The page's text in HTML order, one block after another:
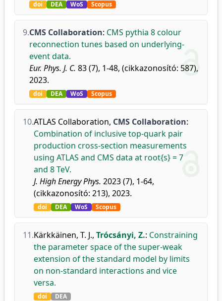
doi DEA WoS Scopus
9.CMS Collaboration: CMS pythia 8 colour
reconnection tunes based on underlying-
event data.
Eur. Phys. J. C. 83 (7), 1-48, (cikkazonosító: 587),
2023.
doi DEA WoS Scopus
10.ATLAS Collaboration, CMS Collaboration:
Combination of inclusive top-quark pair
production cross-section measurements
using ATLAS and CMS data at root{s} = 7
and 8 TeV.
J. High Energy Phys. 2023 (7), 1-64,
(cikkazonosító: 213), 2023.
doi DEA WoS Scopus
11.Kärkkäinen, T. J., Trócsányi, Z.: Constraining
the parameter space of the super-weak
extension of the standard model by limits
on non-standard interactions and vice
versa.
doi DEA